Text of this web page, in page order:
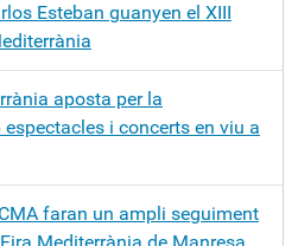
Esteban guanyen el XIII
aposta per la
i concerts en viu a
faran un ampli seguiment